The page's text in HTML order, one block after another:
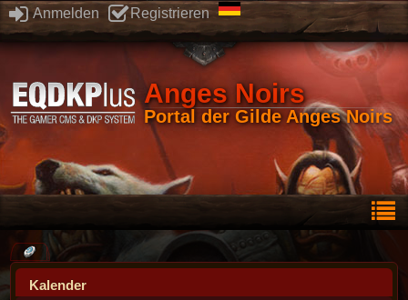
Anmelden Registrieren
Anges Noirs
Portal der Gilde Anges Noirs
Kalender